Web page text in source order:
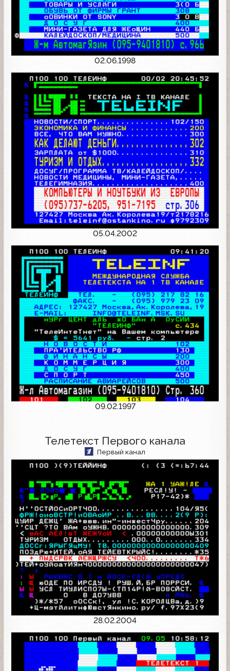
02.06.1998
05.04.2002
09.02.1997
Телетекст Первого канала
Первый канал
28.02.2004